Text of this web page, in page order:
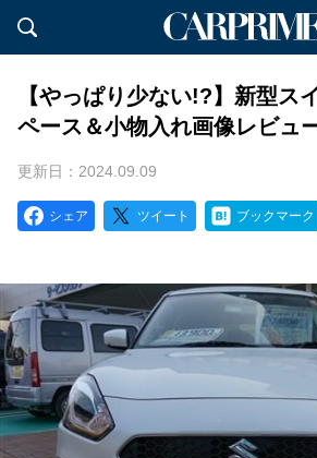
【やっぱり少ない!?】新型ス
ペース＆小物入れ画像レビュ
更新日：2024.09.09
シェア ツイート ブックマーク